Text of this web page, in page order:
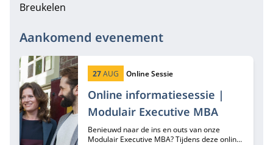
Breukelen
Aankomend evenement
Online informatiesessie |
Modulair Executive MBA
Startdatum:
27AUG Type:
Online Sessie
Benieuwd naar de ins en outs van onze
Modulair Executive MBA? Tijdens deze online